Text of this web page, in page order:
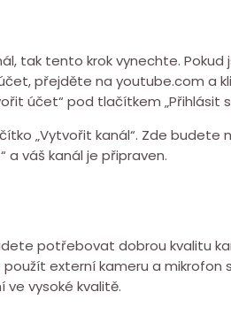
tak tento krok vynechte.
přejděte na youtube.com a
účet“ pod tlačítkem „Přihlásit
„Vytvořit kanál“. Zde budete
a váš kanál je připraven.
potřebovat dobrou kvalitu
externí kameru a mikrofon
vysoké kvalitě.